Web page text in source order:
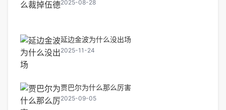
2025-08-28
延边金波为什么没出场
2025-11-24
贾巴尔为什么那么厉害
2025-09-05